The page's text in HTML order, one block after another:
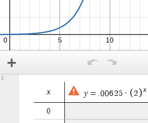
x y = .00625 · 2
x
0
1